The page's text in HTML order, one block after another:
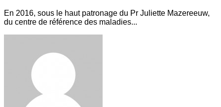
En 2016, sous le haut patronage du Pr Juliette Mazereeuw,
du centre de référence des maladies...